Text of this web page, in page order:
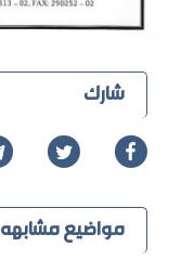
شارك
مواضيع مشابهه